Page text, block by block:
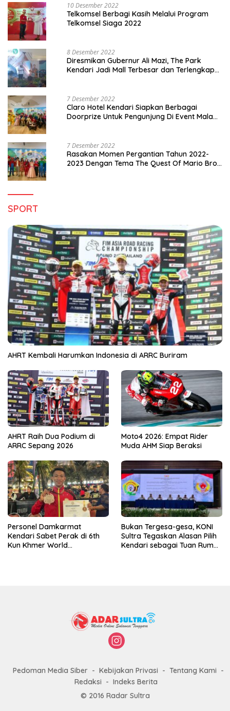
10 Desember 2022
Telkomsel Berbagi Kasih Melalui Program
Telkomsel Siaga 2022
8 Desember 2022
Diresmikan Gubernur Ali Mazi, The Park
Kendari Jadi Mall Terbesar dan Terlengkap
7 Desember 2022
Claro Hotel Kendari Siapkan Berbagai
Doorprize Untuk Pengunjung Di Event Malam
7 Desember 2022
Rasakan Momen Pergantian Tahun 2022-
2023 Dengan Tema The Quest Of Mario Bros
SPORT
AHRT Kembali Harumkan Indonesia di ARRC Buriram
AHRT Raih Dua Podium di
ARRC Sepang 2026
Moto4 2026: Empat Rider
Muda AHM Siap Beraksi
Personel Damkarmat
Kendari Sabet Perak di 6th
Kun Khmer World
Bukan Tergesa-gesa, KONI
Sultra Tegaskan Alasan Pilih
Kendari sebagai Tuan Rumah
Pedoman Media Siber Kebijakan Privasi
Tentang Kami
Redaksi
Indeks Berita
© 2016 Radar Sultra